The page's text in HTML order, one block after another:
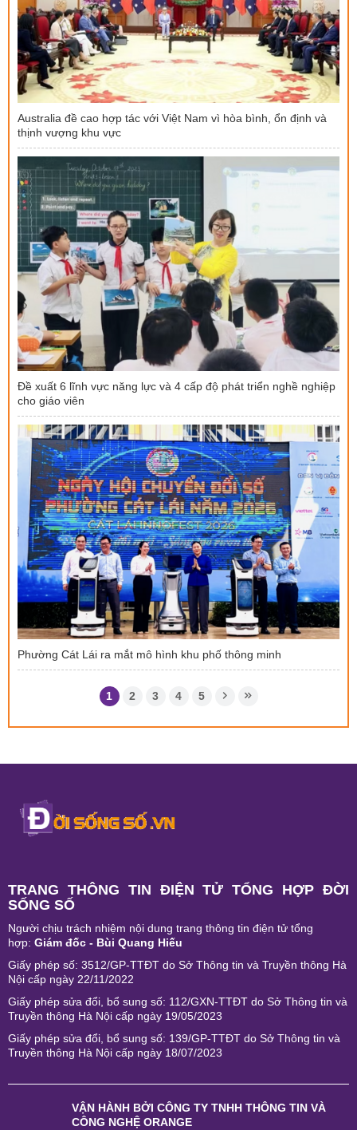
Australia đề cao hợp tác với Việt Nam vì hòa bình, ổn định và
thịnh vượng khu vực
Đề xuất 6 lĩnh vực năng lực và 4 cấp độ phát triển nghề nghiệp
cho giáo viên
Phường Cát Lái ra mắt mô hình khu phố thông minh
1 2 3 4 5
TRANG THÔNG TIN ĐIỆN TỬ TỔNG HỢP ĐỜI
SỐNG SỐ
Người chịu trách nhiệm nội dung trang thông tin điện tử tổng
hợp: Giám đốc - Bùi Quang Hiếu
Giấy phép số: 3512/GP-TTĐT do Sở Thông tin và Truyền thông Hà
Nội cấp ngày 22/11/2022
Giấy phép sửa đổi, bổ sung số: 112/GXN-TTĐT do Sở Thông tin và
Truyền thông Hà Nội cấp ngày 19/05/2023
Giấy phép sửa đổi, bổ sung số: 139/GP-TTĐT do Sở Thông tin và
Truyền thông Hà Nội cấp ngày 18/07/2023
VẬN HÀNH BỞI CÔNG TY TNHH THÔNG TIN VÀ
CÔNG NGHỆ ORANGE